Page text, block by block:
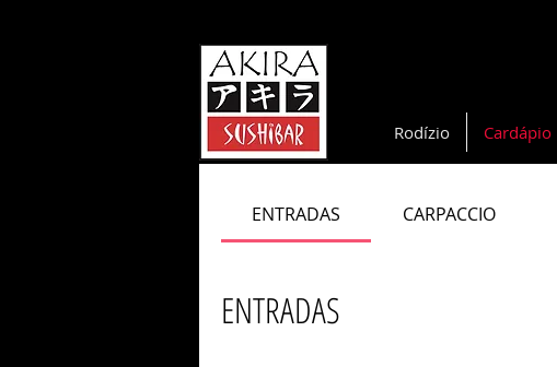
Rodízio Cardápio
ENTRADAS CARPACCIO
ENTRADAS